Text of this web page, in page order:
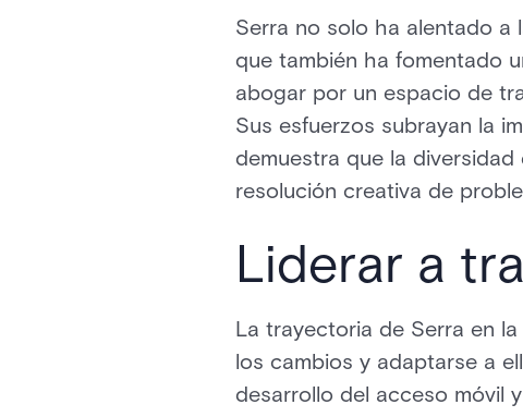
Serra no solo ha alentado a
que también ha fomentado
abogar por un espacio de
Sus esfuerzos subrayan la
demuestra que la
resolución creativa de
Liderar a
La trayectoria de Serra en
los cambios y adaptarse a
desarrollo del acceso móvil